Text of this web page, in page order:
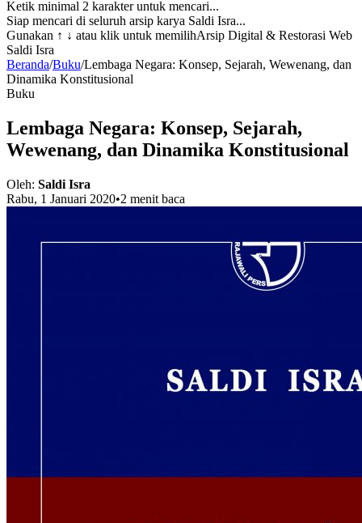
Ketik minimal 2 karakter untuk mencari...
Siap mencari di seluruh arsip karya Saldi Isra...
Gunakan ↑ ↓ atau klik untuk memilihArsip Digital & Restorasi Web
Saldi Isra
Beranda/Buku/Lembaga Negara: Konsep, Sejarah, Wewenang, dan
Dinamika Konstitusional
Buku
Lembaga Negara: Konsep, Sejarah,
Wewenang, dan Dinamika Konstitusional
Oleh: Saldi Isra
Rabu, 1 Januari 2020•2 menit baca